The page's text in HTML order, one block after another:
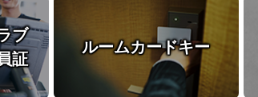
ブ
証
ルームカードキー